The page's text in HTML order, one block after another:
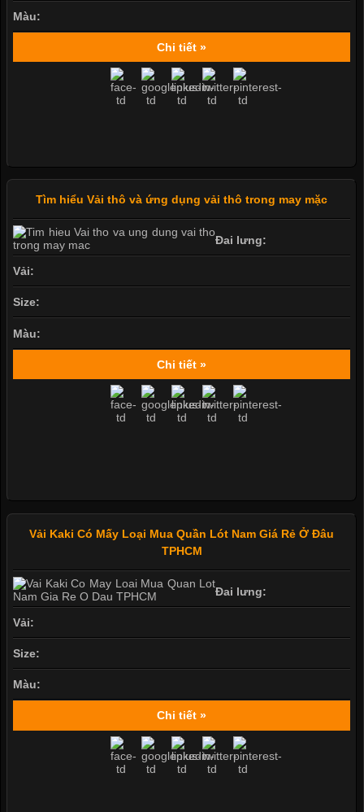
Màu:
Chi tiết »
Tìm hiểu Vải thô và ứng dụng vải thô trong may mặc
Đai lưng:
Vải:
Size:
Màu:
Chi tiết »
Vải Kaki Có Mấy Loại Mua Quần Lót Nam Giá Rẻ Ở Đâu
TPHCM
Đai lưng:
Vải:
Size:
Màu:
Chi tiết »